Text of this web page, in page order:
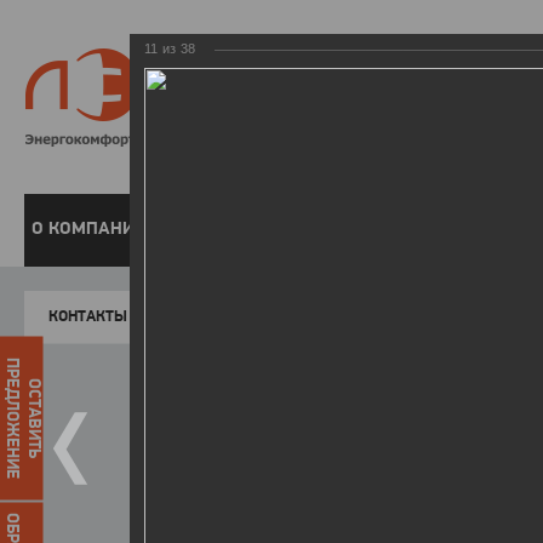
8 800
О КОМПАНИИ
КОНТАКТЫ
ОСТАВИТЬ
ПРЕДЛОЖЕНИЕ
11 из 38